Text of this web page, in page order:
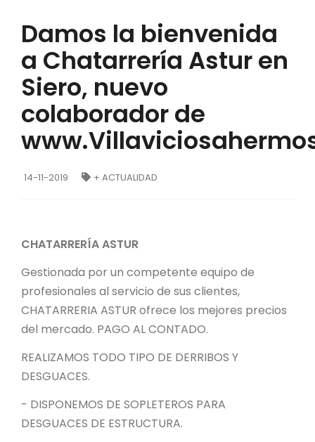
Damos la bienvenida
a Chatarrería Astur en
Siero, nuevo
colaborador de
14-11-2019 + ACTUALIDAD
CHATARRERÍA ASTUR
Gestionada por un competente equipo de
profesionales al servicio de sus clientes,
CHATARRERIA ASTUR ofrece los mejores precios
del mercado. PAGO AL CONTADO.
REALIZAMOS TODO TIPO DE DERRIBOS Y
DESGUACES.
- DISPONEMOS DE SOPLETEROS PARA
DESGUACES DE ESTRUCTURA.